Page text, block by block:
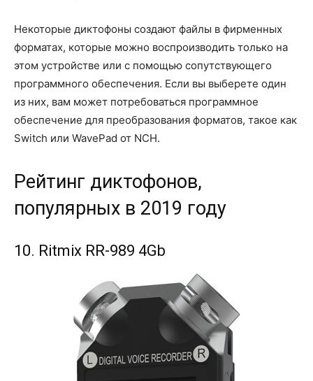
Некоторые диктофоны создают файлы в фирменных
форматах, которые можно воспроизводить только на
этом устройстве или с помощью сопутствующего
программного обеспечения. Если вы выберете один
из них, вам может потребоваться программное
обеспечение для преобразования форматов, такое как
Switch или WavePad от NCH.
Рейтинг диктофонов,
популярных в 2019 году
10. Ritmix RR-989 4Gb